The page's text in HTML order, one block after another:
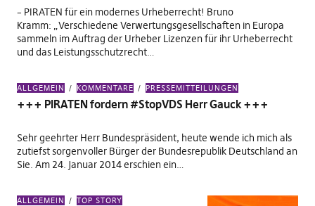
– PIRATEN für ein modernes Urheberrecht! Bruno
Kramm: „Verschiedene Verwertungsgesellschaften in Europa
sammeln im Auftrag der Urheber Lizenzen für ihr Urheberrecht
und das Leistungsschutzrecht…
ALLGEMEIN KOMMENTARE PRESSEMITTEILUNGEN
+++ PIRATEN fordern #StopVDS Herr Gauck +++
Sehr geehrter Herr Bundespräsident, heute wende ich mich als
zutiefst sorgenvoller Bürger der Bundesrepublik Deutschland an
Sie. Am 24. Januar 2014 erschien ein…
ALLGEMEIN TOP STORY